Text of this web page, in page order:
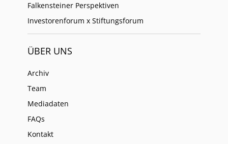
Falkensteiner Perspektiven
Investorenforum x Stiftungsforum
ÜBER UNS
Archiv
Team
Mediadaten
FAQs
Kontakt